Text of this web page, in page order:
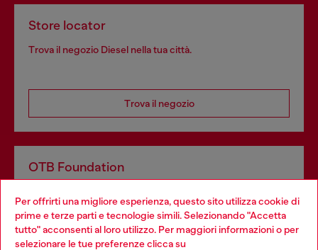
Per offrirti una migliore esperienza, questo sito utilizza cookie di
prime e terze parti e tecnologie simili. Selezionando "Accetta
tutto" acconsenti al loro utilizzo. Per maggiori informazioni o per
selezionare le tue preferenze clicca su
Store locator
Trova il negozio Diesel nella tua città.
Trova il negozio
OTB Foundation
profit del gruppo OTB che sostiene progetti concreti per
giovani, donne, inclusione ed emergenze in tutto il mondo.
Choose your location